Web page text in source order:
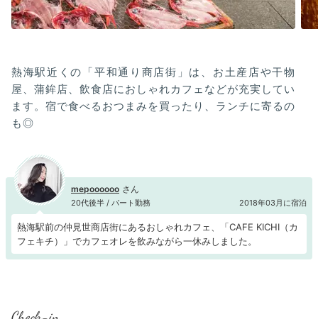
熱海駅近くの「平和通り商店街」は、お土産店や干物
屋、蒲鉾店、飲食店におしゃれカフェなどが充実してい
ます。宿で食べるおつまみを買ったり、ランチに寄るの
も◎
mepoooooo
20代後半 / パート勤務 2018年03月に宿泊
熱海駅前の仲見世商店街にあるおしゃれカフェ、「CAFE KICHI（カ
フェキチ）」でカフェオレを飲みながら一休みしました。